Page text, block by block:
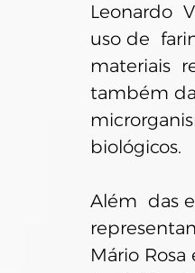
Leonardo
uso de
materiais
também
biológicos.
Além  das
Mário